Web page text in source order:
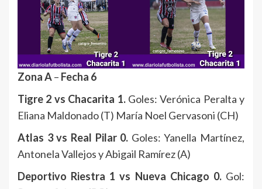
Zona A– Fecha 6
Tigre 2 vs Chacarita 1. Goles: Verónica Peralta y
Eliana Maldonado (T) María Noel Gervasoni (CH)
Atlas 3 vs Real Pilar 0. Goles: Yanella Martínez,
Antonela Vallejos y Abigail Ramírez (A)
Deportivo Riestra 1 vs Nueva Chicago 0.Gol: